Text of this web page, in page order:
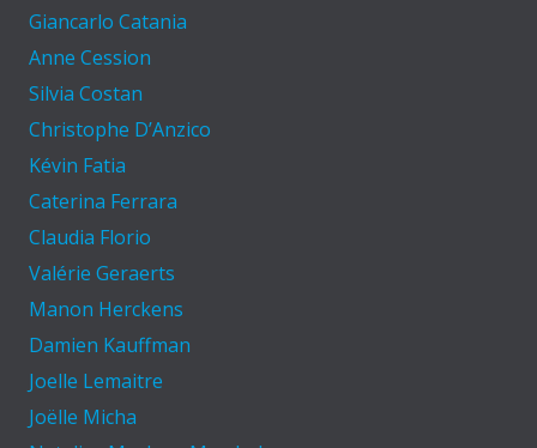
Giancarlo Catania
Anne Cession
Silvia Costan
Christophe D’Anzico
Kévin Fatia
Caterina Ferrara
Claudia Florio
Valérie Geraerts
Manon Herckens
Damien Kauffman
Joelle Lemaitre
Joëlle Micha